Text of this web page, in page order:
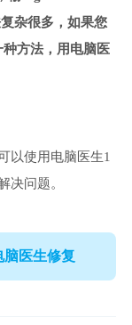
杂很多，如果您
方法，用电脑医
以使用电脑医生1
决问题。
脑医生修复